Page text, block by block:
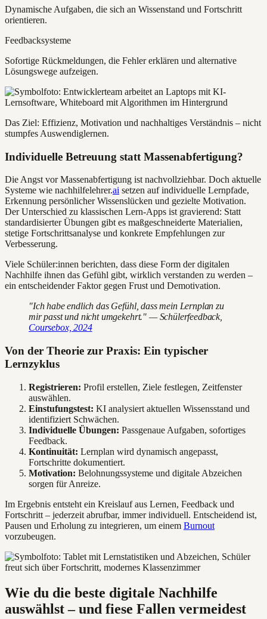
Dynamische Aufgaben, die sich an Wissenstand und Fortschritt
orientieren.
Feedbacksysteme
Sofortige Rückmeldungen, die Fehler erklären und alternative
Lösungswege aufzeigen.
Das Ziel: Effizienz, Motivation und nachhaltiges Verständnis – nicht
stumpfes Auswendiglernen.
Individuelle Betreuung statt Massenabfertigung?
Die Angst vor Massenabfertigung ist nachvollziehbar. Doch aktuelle
Systeme wie nachhilfelehrer.ai setzen auf individuelle Lernpfade,
Erkennung persönlicher Wissenslücken und gezielte Motivation.
Der Unterschied zu klassischen Lern-Apps ist gravierend: Statt
standardisierter Übungen gibt es maßgeschneiderte Materialien,
stetige Fortschrittsanalyse und konkrete Empfehlungen zur
Verbesserung.
Viele Schüler:innen berichten, dass diese Form der digitalen
Nachhilfe ihnen das Gefühl gibt, wirklich verstanden zu werden –
ein entscheidender Faktor gegen Frust und Demotivation.
"Ich habe endlich das Gefühl, dass mein Lernplan zu
mir passt und nicht umgekehrt." — Schülerfeedback,
Coursebox, 2024
Von der Theorie zur Praxis: Ein typischer
Lernzyklus
Registrieren: Profil erstellen, Ziele festlegen, Zeitfenster
auswählen.
Einstufungstest: KI analysiert aktuellen Wissensstand und
identifiziert Schwächen.
Individuelle Übungen: Passgenaue Aufgaben, sofortiges
Feedback.
Kontinuität: Lernplan wird dynamisch angepasst,
Fortschritte dokumentiert.
Motivation: Belohnungssysteme und digitale Abzeichen
sorgen für Anreize.
Im Ergebnis entsteht ein Kreislauf aus Lernen, Feedback und
Fortschritt – jederzeit abrufbar, immer individuell. Entscheidend ist,
Pausen und Erholung zu integrieren, um einem Burnout
vorzubeugen.
Wie du die beste digitale Nachhilfe
auswählst – und fiese Fallen vermeidest